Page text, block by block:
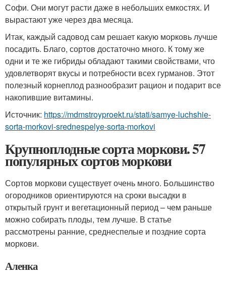
Софи. Они могут расти даже в небольших емкостях. И
вырастают уже через два месяца.
Итак, каждый садовод сам решает какую морковь лучше
посадить. Благо, сортов достаточно много. К тому же
одни и те же гибриды обладают такими свойствами, что
удовлетворят вкусы и потребности всех гурманов. Этот
полезный корнеплод разнообразит рацион и подарит все
накопившие витамины.
Источник: https://mdmstroyproekt.ru/stati/samye-luchshie-
sorta-morkovi-srednespelye-sorta-morkovi
Крупноплодные сорта моркови. 57
популярных сортов моркови
Сортов моркови существует очень много. Большинство
огородников ориентируются на сроки высадки в
открытый грунт и вегетационный период – чем раньше
можно собирать плоды, тем лучше. В статье
рассмотрены ранние, среднеспелые и поздние сорта
моркови.
Аленка